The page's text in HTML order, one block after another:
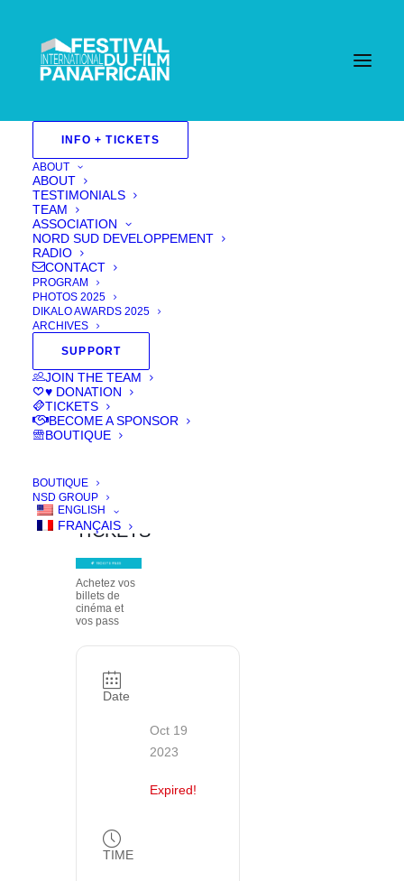
INFO + TICKETS
ABOUT
ABOUT
TESTIMONIALS
TEAM
ASSOCIATION
NORD SUD DEVELOPPEMENT
RADIO
CONTACT
PROGRAM
PHOTOS 2025
DIKALO AWARDS 2025
ARCHIVES
SUPPORT
JOIN THE TEAM
♥ DONATION
TICKETS
BECOME A SPONSOR
BOUTIQUE
BOUTIQUE
NSD GROUP
ENGLISH
FRANÇAIS
Events - Festival International Du Film Pan Africain
Sélection officielle/ Official selection 2023
L’ANNONCE (THE ANNOUNCEMENT)
| BUY
YOUR
TICKETS
Achetez vos
billets de
cinéma et
vos pass
Date
Oct 19
2023
Expired!
TIME